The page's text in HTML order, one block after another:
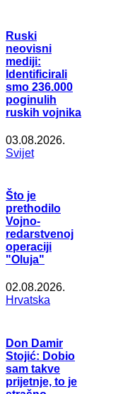
Ruski
neovisni
mediji:
Identificirali
smo 236.000
poginulih
ruskih vojnika
03.08.2026.
Svijet
Što je
prethodilo
Vojno-
redarstvenoj
operaciji
"Oluja"
02.08.2026.
Hrvatska
Don Damir
Stojić: Dobio
sam takve
prijetnje, to je